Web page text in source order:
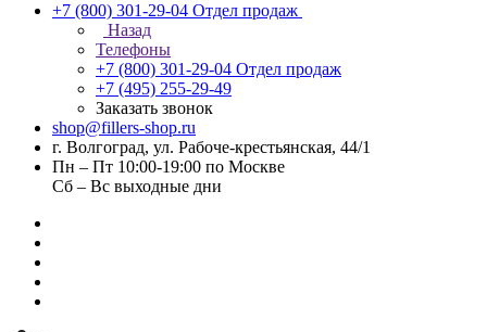
+7 (800) 301-29-04 Отдел продаж
Назад
Телефоны
+7 (800) 301-29-04 Отдел продаж
+7 (495) 255-29-49
Заказать звонок
shop@fillers-shop.ru
г. Волгоград, ул. Рабоче-крестьянская, 44/1
Пн – Пт 10:00-19:00 по Москве
Сб – Вс выходные дни